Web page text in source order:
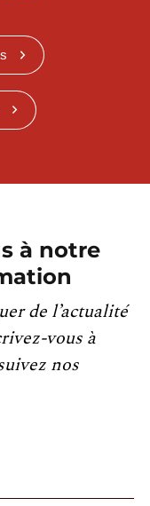
à notre
de l’actualité
vous à
nos